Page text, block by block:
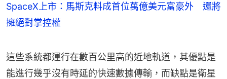
SpaceX上市：馬斯克料成首位萬億美元富豪外 還將
擁絕對掌控權
這些系統都運行在數百公里高的近地軌道，其優點是
能進行幾乎沒有時延的快速數據傳輸，而缺點是衛星